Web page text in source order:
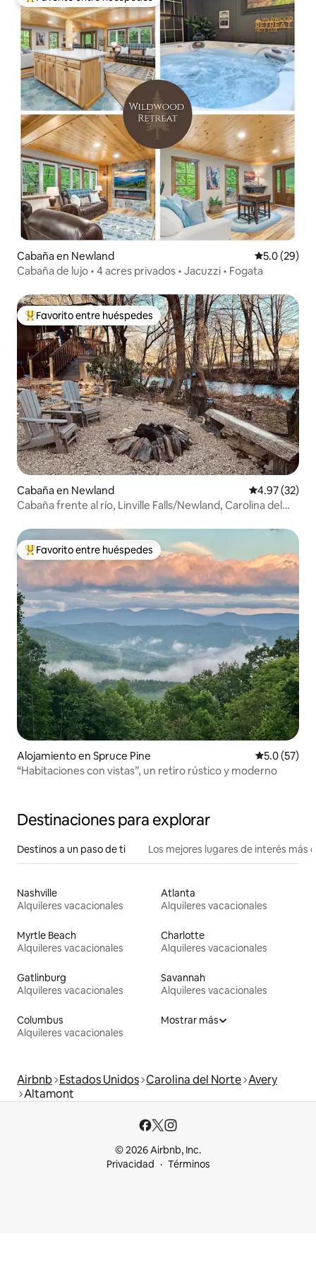
Favorito entre huéspedes preferido
Cabaña en Newland Calificación
5.0 (29)
Cabaña de lujo • 4 acres privados • Jacuzzi • Fogata
Favorito entre huéspedes preferido
Favorito entre huéspedes
Cabaña en Newland Calificación
4.97 (32)
Cabaña frente al río, Linville Falls/Newland, Carolina del
Favorito entre huéspedes preferido
Favorito entre huéspedes
Alojamiento en Spruce Pine Calificación
5.0 (57)
“Habitaciones con vistas”, un retiro rústico y moderno
Destinaciones para explorar
Destinos a un paso de ti Los mejores lugares de interés más
Nashville
Alquileres vacacionales
Atlanta
Alquileres vacacionales
Myrtle Beach
Alquileres vacacionales
Charlotte
Alquileres vacacionales
Gatlinburg
Alquileres vacacionales
Savannah
Alquileres vacacionales
Columbus
Alquileres vacacionales
Mostrar más
Airbnb Estados Unidos Carolina del Norte Avery
Altamont
© 2026 Airbnb, Inc.
Privacidad
Términos